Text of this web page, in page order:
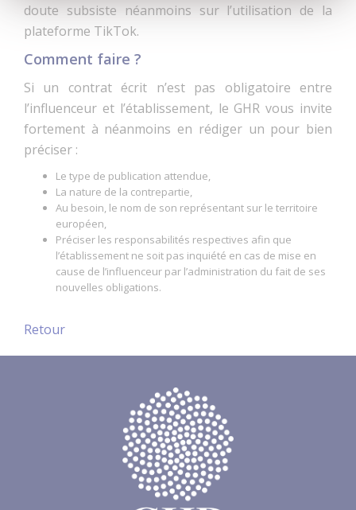
doute subsiste néanmoins sur l’utilisation de la
plateforme TikTok.
Comment faire ?
Si un contrat écrit n’est pas obligatoire entre
l’influenceur et l’établissement, le GHR vous invite
fortement à néanmoins en rédiger un pour bien
préciser :
Le type de publication attendue,
La nature de la contrepartie,
Au besoin, le nom de son représentant sur le territoire
européen,
Préciser les responsabilités respectives afin que
l’établissement ne soit pas inquiété en cas de mise en
cause de l’influenceur par l’administration du fait de ses
nouvelles obligations.
Retour